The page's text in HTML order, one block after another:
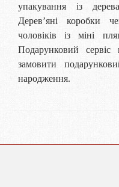
упакування із
Дерев’яні коробки
чоловіків із міні
Подарунковий
замовити
народження.